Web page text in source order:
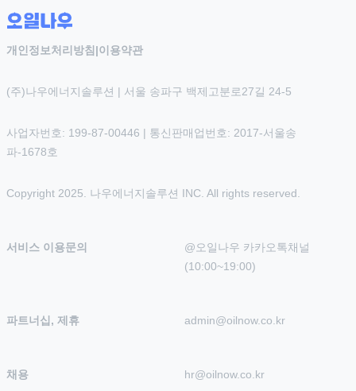
개인정보처리방침 |이용약관
(주)나우에너지솔루션 | 서울 송파구 백제고분로27길 24-5
사업자번호: 199-87-00446 | 통신판매업번호: 2017-서울송
파-1678호
Copyright 2025. 나우에너지솔루션 INC. All rights reserved.
서비스 이용문의
@오일나우 카카오톡채널
(10:00~19:00)
파트너십, 제휴 admin@oilnow.co.kr
채용 hr@oilnow.co.kr